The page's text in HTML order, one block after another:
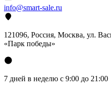
info@smart-sale.ru
121096, Россия, Москва, ул.
«Парк победы»
7 дней в неделю с 9:00 до 21:00